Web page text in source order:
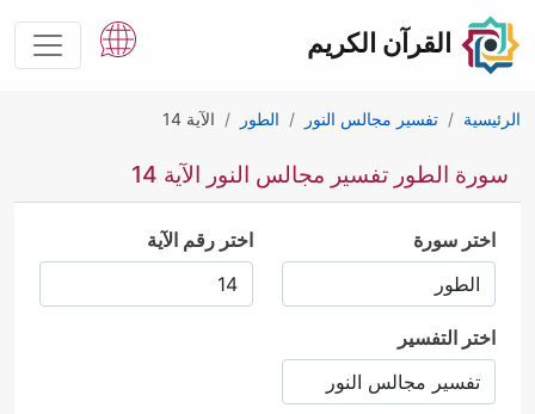
القرآن الكريم
الرئيسية تفسير مجالس النور الطور الآية 14
سورة الطور تفسير مجالس النور الآية 14
اختر سورة اختر رقم الآية
اختر التفسير